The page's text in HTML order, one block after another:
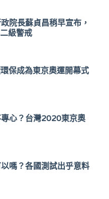
院長蘇貞昌稍早宣布，
級警戒
保成為東京奧運開幕式
心？台灣2020東京奧
嗎？各國測試出乎意料